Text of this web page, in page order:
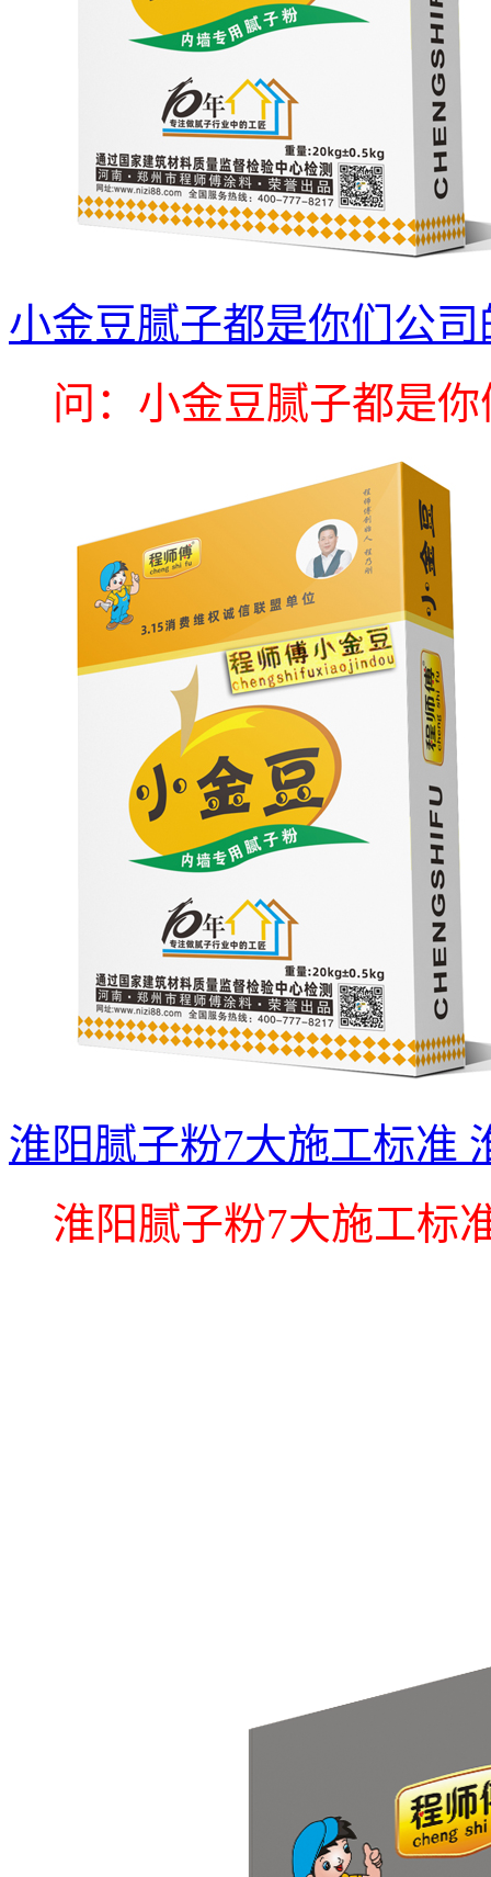
小金豆腻子都是你们公司
问：小金豆腻子都是你
淮阳腻子粉7大施工标准
淮阳腻子粉7大施工标